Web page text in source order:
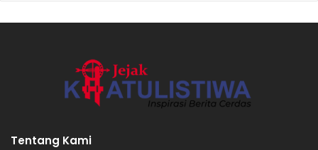
Tentang Kami